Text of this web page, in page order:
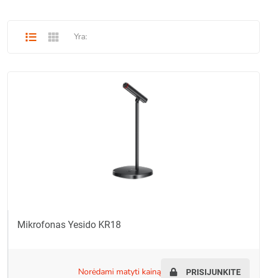
Yra:
Mikrofonas Yesido KR18
norėdami matyti kainą PRISIJUNKITE